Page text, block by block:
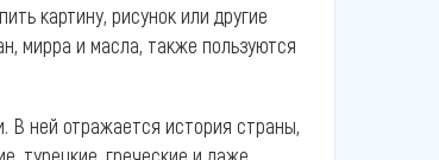
картину, рисунок или другие
мирра и масла, также пользуются
В ней отражается история страны,